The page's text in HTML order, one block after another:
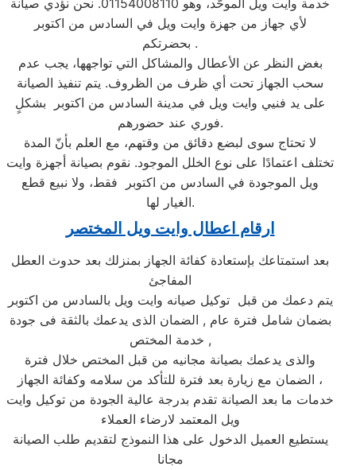
خدمة وايت ويل الموحَّد، وهو 01154008110. نحن نؤدي صيانة
لأي جهاز من جهزة وايت ويل في السادس من اكتوبر
بحضرتكم.
بغض النظر عن الأعطال والمشاكل التي تواجهها، يجب عدم
سحب الجهاز تحت أي ظرف من الظروف. يتم تنفيذ الصيانة
على يد فنيي وايت ويل في مدينة السادس من اكتوبر بشكلٍ
فوري عند حضورهم.
لا تحتاج سوى لبضع دقائق من وقتهم، مع العلم بأنّ المدة
تختلف اعتمادًا على نوع الخلل الموجود. نقوم بصيانة أجهزة وايت
ويل الموجودة في السادس من اكتوبر فقط، ولا نبيع قطع
الغيار لها.
ارقام اعطال وايت ويل المختصر
بعد استمتاعك بإستعادة كفائة الجهاز بمنزلك بعد حدوث العطل
المفاجئ
يتم دعمك من قبل توكيل صيانه وايت ويل بالسادس من اكتوبر
بضمان شامل فترة عام , الضمان الذى يدعمك بالثقة فى جودة
خدمة المختص ,
والذى يدعمك بصيانة مجانيه من قبل المختص خلال فترة
الضمان مع زيارة بعد فترة للتأكد من سلامه وكفائة الجهاز ،
خدمات ما بعد الصيانة تقدم بدرجة عالية الجودة من توكيل وايت
ويل المعتمد لارضاء العملاء
يستطيع العميل الدخول على هذا النموذج لتقديم طلب الصيانة
مجانا